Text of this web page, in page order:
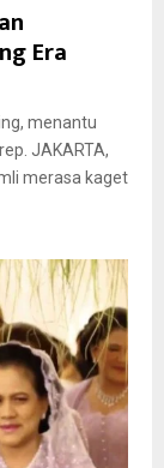
Era
menantu
JAKARTA,
merasa kaget